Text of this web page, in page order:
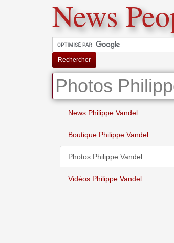
News
Rechercher
Photos
News Philippe Vandel
Boutique Philippe Vandel
Photos Philippe Vandel
Vidéos Philippe Vandel